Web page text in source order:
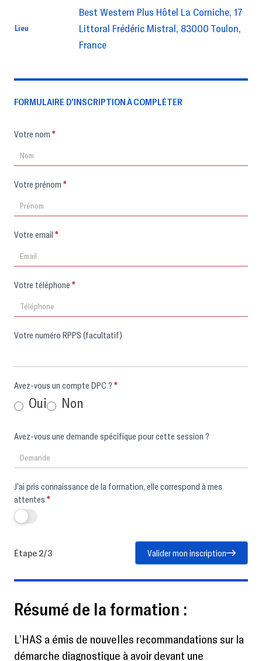
Lieu
Best Western Plus Hôtel La Corniche, 17
Littoral Frédéric Mistral, 83000 Toulon,
France
FORMULAIRE D’INSCRIPTION À COMPLÉTER
Formulaire
Votre nom *
Votre prénom *
Votre email *
Votre téléphone *
Votre numéro RPPS (facultatif)
Avez-vous un compte DPC ? *
Oui Non
Avez-vous une demande spécifique pour cette session ?
J’ai pris connaissance de la formation, elle correspond à mes
attentes *
Étape 2/3 Valider mon inscription
Résumé de la formation :
L’HAS a émis de nouvelles recommandations sur la
démarche diagnostique à avoir devant une